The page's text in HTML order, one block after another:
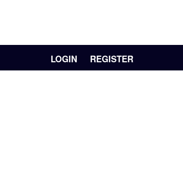
LOGIN REGISTER